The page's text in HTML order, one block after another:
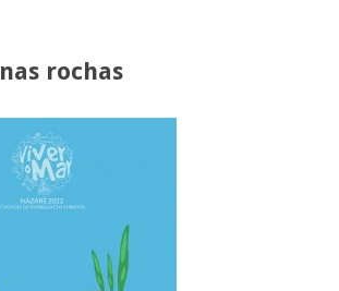
rochas